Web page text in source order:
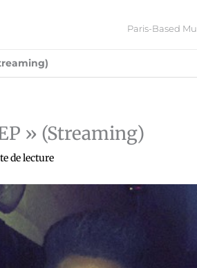
Paris-Based
» (Streaming)
de lecture